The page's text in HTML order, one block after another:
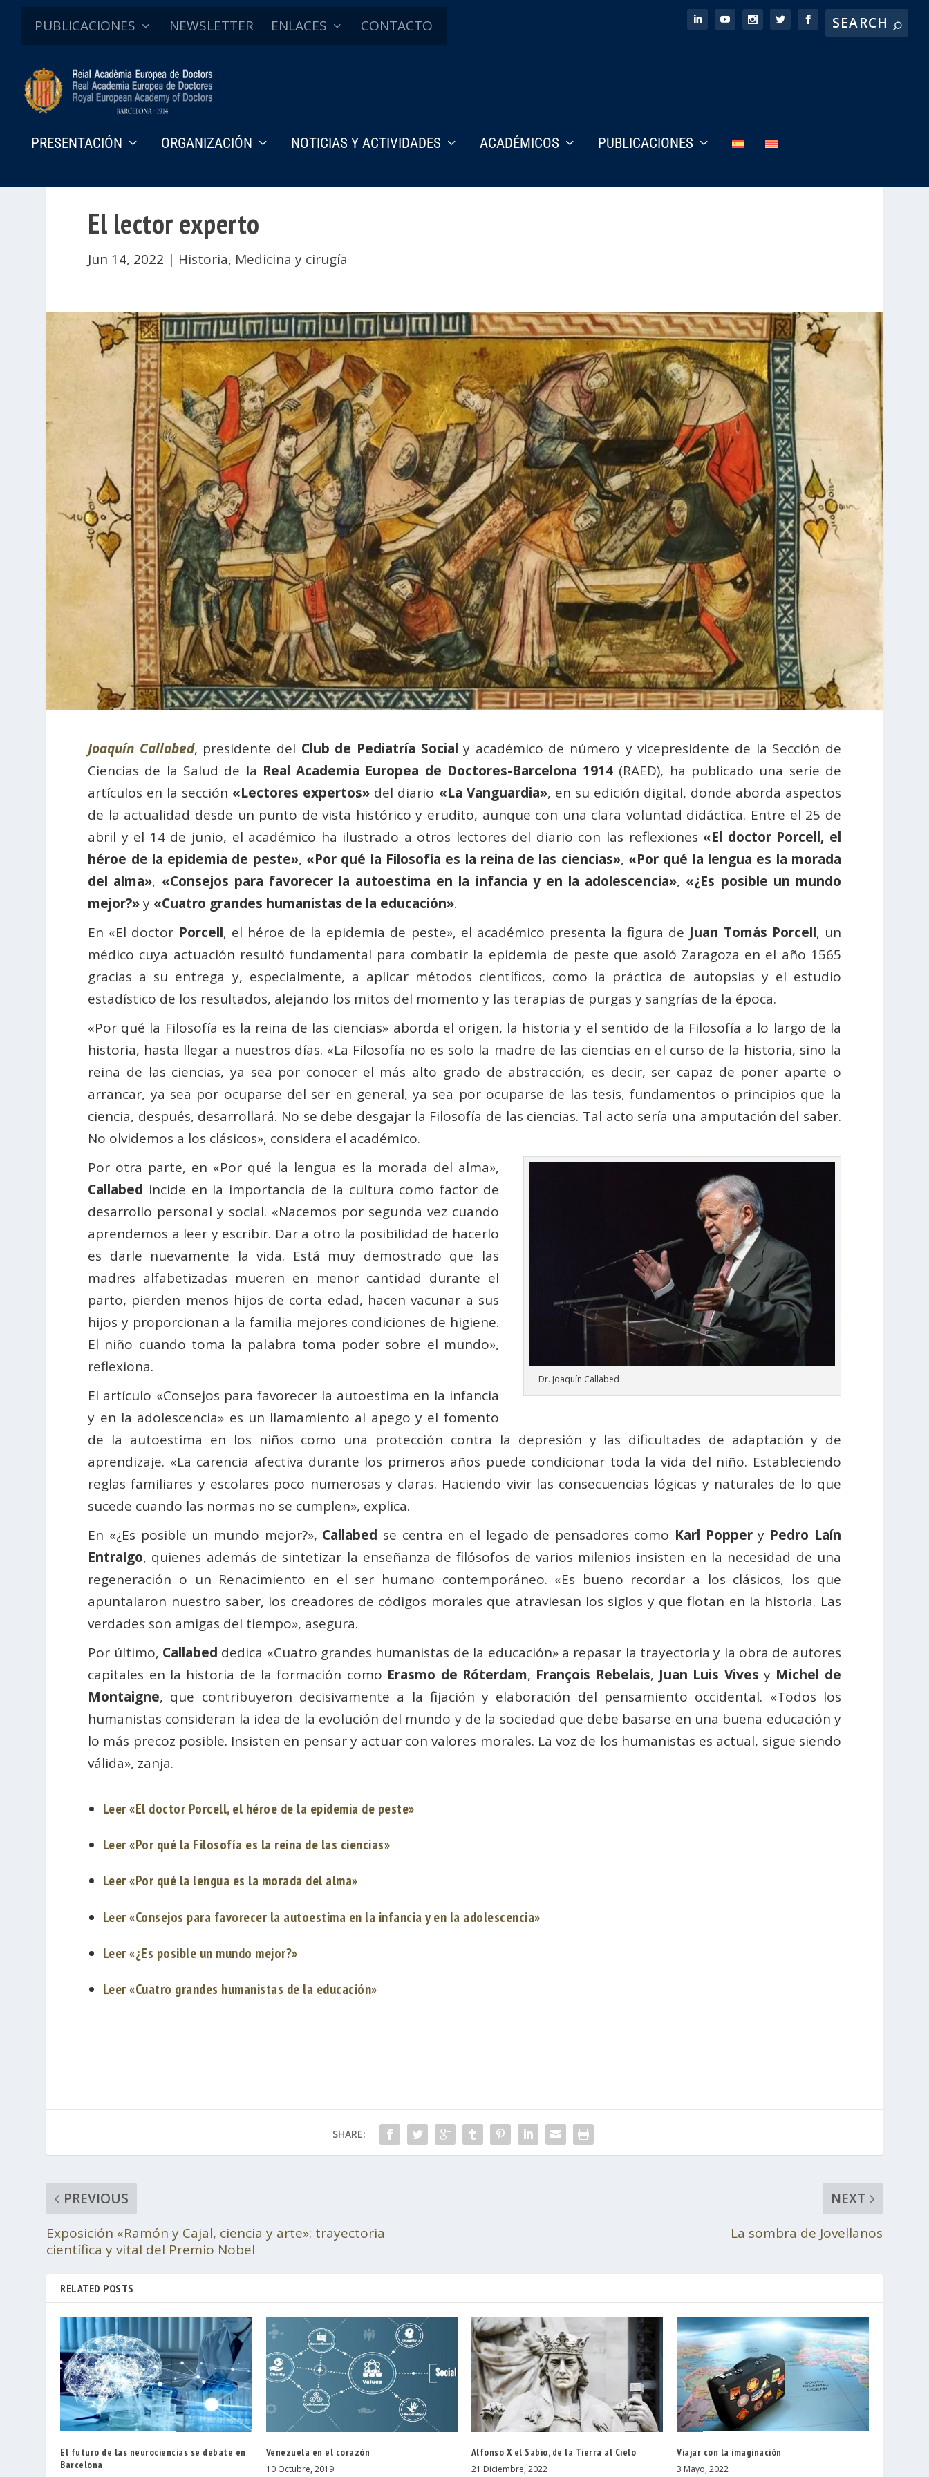
PUBLICACIONES NEWSLETTER ENLACES CONTACTO
PRESENTACIÓN ORGANIZACIÓN NOTICIAS Y ACTIVIDADES ACADÉMICOS PUBLICACIONES
El lector experto
Jun 14, 2022 | Historia, Medicina y cirugía
Joaquín Callabed, presidente del Club de Pediatría Socialy académico de número y vicepresidente de la Sección de
Ciencias de la Salud de la Real Academia Europea de Doctores-Barcelona 1914 (RAED), ha publicado una serie de
artículos en la sección «Lectores expertos» del diario «La Vanguardia», en su edición digital, donde aborda aspectos
de la actualidad desde un punto de vista histórico y erudito, aunque con una clara voluntad didáctica. Entre el 25 de
abril y el 14 de junio, el académico ha ilustrado a otros lectores del diario con las reflexiones «El doctor Porcell, el
héroe de la epidemia de peste», «Por qué la Filosofía es la reina de las ciencias», «Por qué la lengua es la morada
del alma», «Consejos para favorecer la autoestima en la infancia y en la adolescencia», «¿Es posible un mundo
mejor?»y «Cuatro grandes humanistas de la educación».
En «El doctor Porcell, el héroe de la epidemia de peste», el académico presenta la figura de Juan Tomás Porcell, un
médico cuya actuación resultó fundamental para combatir la epidemia de peste que asoló Zaragoza en el año 1565
gracias a su entrega y, especialmente, a aplicar métodos científicos, como la práctica de autopsias y el estudio
estadístico de los resultados, alejando los mitos del momento y las terapias de purgas y sangrías de la época.
«Por qué la Filosofía es la reina de las ciencias» aborda el origen, la historia y el sentido de la Filosofía a lo largo de la
historia, hasta llegar a nuestros días. «La Filosofía no es solo la madre de las ciencias en el curso de la historia, sino la
reina de las ciencias, ya sea por conocer el más alto grado de abstracción, es decir, ser capaz de poner aparte o
arrancar, ya sea por ocuparse del ser en general, ya sea por ocuparse de las tesis, fundamentos o principios que la
ciencia, después, desarrollará. No se debe desgajar la Filosofía de las ciencias. Tal acto sería una amputación del saber.
No olvidemos a los clásicos», considera el académico.
Dr. Joaquín Callabed
Por otra parte, en «Por qué la lengua es la morada del alma»,
Callabed incide en la importancia de la cultura como factor de
desarrollo personal y social. «Nacemos por segunda vez cuando
aprendemos a leer y escribir. Dar a otro la posibilidad de hacerlo
es darle nuevamente la vida. Está muy demostrado que las
madres alfabetizadas mueren en menor cantidad durante el
parto, pierden menos hijos de corta edad, hacen vacunar a sus
hijos y proporcionan a la familia mejores condiciones de higiene.
El niño cuando toma la palabra toma poder sobre el mundo»,
reflexiona.
El artículo «Consejos para favorecer la autoestima en la infancia
y en la adolescencia» es un llamamiento al apego y el fomento
de la autoestima en los niños como una protección contra la depresión y las dificultades de adaptación y de
aprendizaje. «La carencia afectiva durante los primeros años puede condicionar toda la vida del niño. Estableciendo
reglas familiares y escolares poco numerosas y claras. Haciendo vivir las consecuencias lógicas y naturales de lo que
sucede cuando las normas no se cumplen», explica.
En «¿Es posible un mundo mejor?», Callabed se centra en el legado de pensadores como Karl Poppery Pedro Laín
Entralgo, quienes además de sintetizar la enseñanza de filósofos de varios milenios insisten en la necesidad de una
regeneración o un Renacimiento en el ser humano contemporáneo. «Es bueno recordar a los clásicos, los que
apuntalaron nuestro saber, los creadores de códigos morales que atraviesan los siglos y que flotan en la historia. Las
verdades son amigas del tiempo», asegura.
Por último, Callabed dedica «Cuatro grandes humanistas de la educación» a repasar la trayectoria y la obra de autores
capitales en la historia de la formación como Erasmo de Róterdam, François Rebelais, Juan Luis Vives y Michel de
Montaigne, que contribuyeron decisivamente a la fijación y elaboración del pensamiento occidental. «Todos los
humanistas consideran la idea de la evolución del mundo y de la sociedad que debe basarse en una buena educación y
lo más precoz posible. Insisten en pensar y actuar con valores morales. La voz de los humanistas es actual, sigue siendo
válida», zanja.
Leer «El doctor Porcell, el héroe de la epidemia de peste»
Leer «Por qué la Filosofía es la reina de las ciencias»
Leer «Por qué la lengua es la morada del alma»
Leer «Consejos para favorecer la autoestima en la infancia y en la adolescencia»
Leer «¿Es posible un mundo mejor?»
Leer «Cuatro grandes humanistas de la educación»
SHARE:
PREVIOUS
Exposición «Ramón y Cajal, ciencia y arte»: trayectoria
científica y vital del Premio Nobel
NEXT
La sombra de Jovellanos
RELATED POSTS
El futuro de las neurociencias se debate en
Barcelona
Venezuela en el corazón
10 Octubre, 2019
Alfonso X el Sabio, de la Tierra al Cielo
21 Diciembre, 2022
Viajar con la imaginación
3 Mayo, 2022